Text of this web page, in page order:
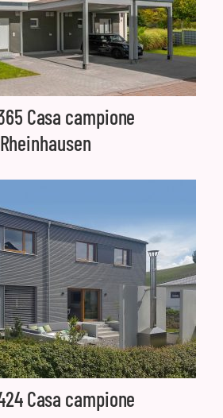
Casa campione
Rheinhausen
Casa campione